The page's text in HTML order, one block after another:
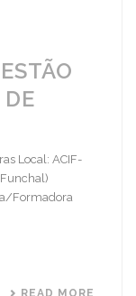
Local: ACIF-
Funchal)
Formadora
READ MORE